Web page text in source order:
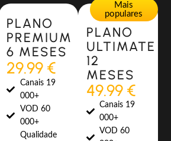
Most Popular
PLANO
PREMIUM
6 MESES
29.99 €
Canais 19
000+
VOD 60
000+
Qualidade
Mais
populares
PLANO
ULTIMATE
12
MESES
49.99 €
Canais 19
000+
VOD 60